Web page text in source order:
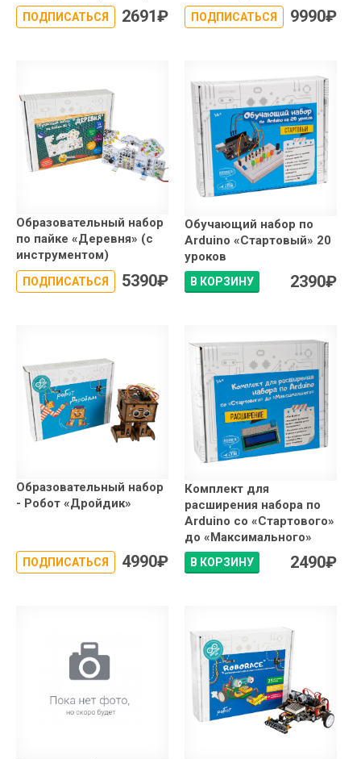
ПОДПИСАТЬСЯ 2691₽ ПОДПИСАТЬСЯ 9990₽
Образовательный набор
по пайке «Деревня» (с
инструментом)
ПОДПИСАТЬСЯ 5390₽
Обучающий набор по
Arduino «Стартовый» 20
уроков
В КОРЗИНУ 2390₽
Образовательный набор
- Робот «Дройдик»
ПОДПИСАТЬСЯ 4990₽
Комплект для
расширения набора по
Arduino со «Стартового»
до «Максимального»
В КОРЗИНУ 2490₽